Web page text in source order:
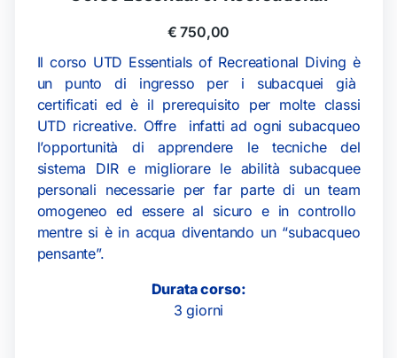
€ 750,00
Il corso UTD Essentials of Recreational Diving è
un punto di ingresso per i subacquei già
certificati ed è il prerequisito per molte classi
UTD ricreative. Offre infatti ad ogni subacqueo
l’opportunità di apprendere le tecniche del
sistema DIR e migliorare le abilità subacquee
personali necessarie per far parte di un team
omogeneo ed essere al sicuro e in controllo
mentre si è in acqua diventando un “subacqueo
pensante”.
Durata corso:
3 giorni